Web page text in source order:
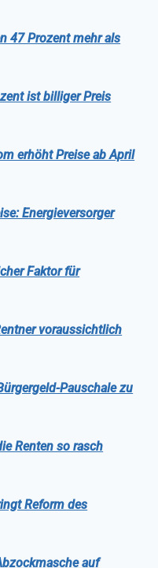
47 Prozent mehr als
ist billiger Preis
erhöht Preise ab April
Energieversorger
Faktor für
voraussichtlich
Pauschale zu
Renten so rasch
Reform des
auf